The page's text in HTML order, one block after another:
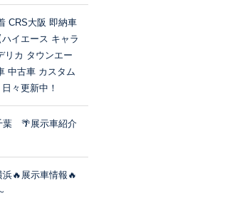
CRS大阪 即納車
イエース キャラ
リカ タウンエー
中古車 カスタム
々更新中！
葉 🌴展示車紹介
浜🔥展示車情報🔥